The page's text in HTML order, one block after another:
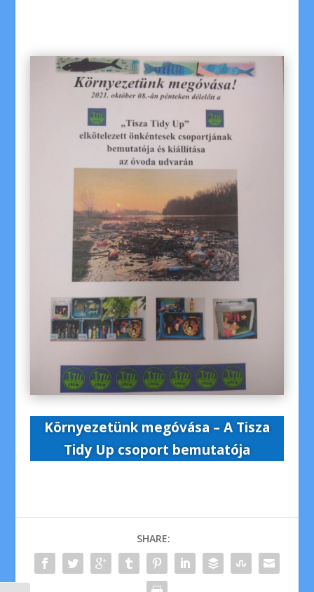
Környezetünk megóvása – A Tisza
Tidy Up csoport bemutatója
SHARE: